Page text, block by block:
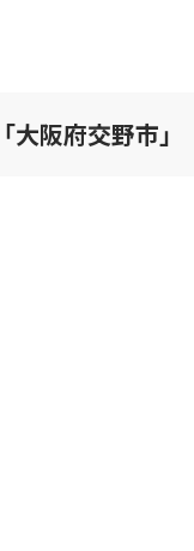
阪府交野市」